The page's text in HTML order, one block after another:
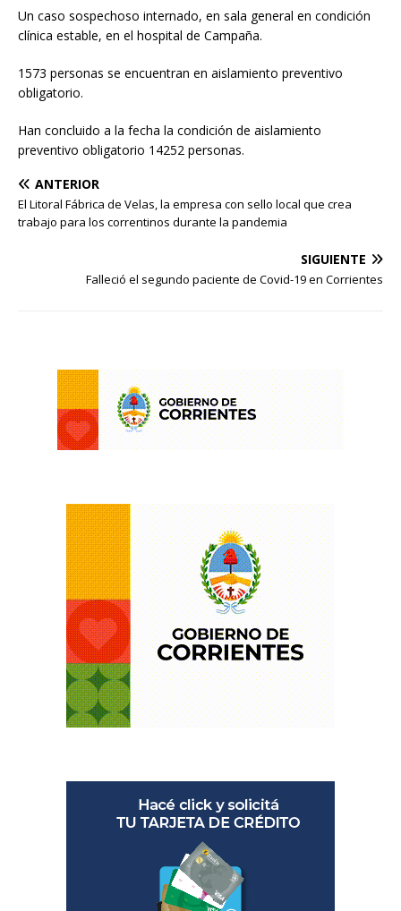
Un caso sospechoso internado, en sala general en condición
clínica estable, en el hospital de Campaña.
1573 personas se encuentran en aislamiento preventivo
obligatorio.
Han concluido a la fecha la condición de aislamiento
preventivo obligatorio 14252 personas.
ANTERIOR
El Litoral Fábrica de Velas, la empresa con sello local que crea
trabajo para los correntinos durante la pandemia
SIGUIENTE
Falleció el segundo paciente de Covid-19 en Corrientes